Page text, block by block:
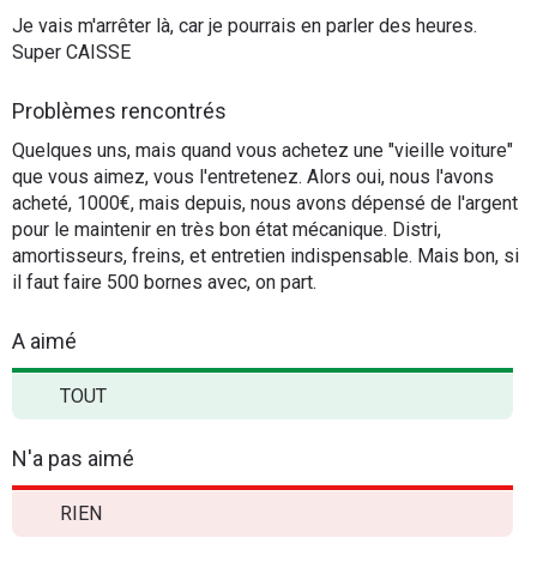
Je vais m'arrêter là, car je pourrais en parler des heures.
Super CAISSE
Problèmes rencontrés
Quelques uns, mais quand vous achetez une "vieille voiture"
que vous aimez, vous l'entretenez. Alors oui, nous l'avons
acheté, 1000€, mais depuis, nous avons dépensé de l'argent
pour le maintenir en très bon état mécanique. Distri,
amortisseurs, freins, et entretien indispensable. Mais bon, si
il faut faire 500 bornes avec, on part.
A aimé
TOUT
N'a pas aimé
RIEN